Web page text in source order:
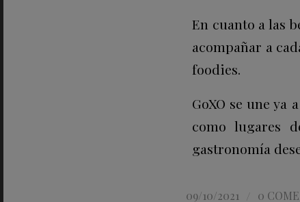
En cuanto a las
acompañar a
foodies.
GoXO se une ya
como lugares
gastronomía
09/10/2021 0